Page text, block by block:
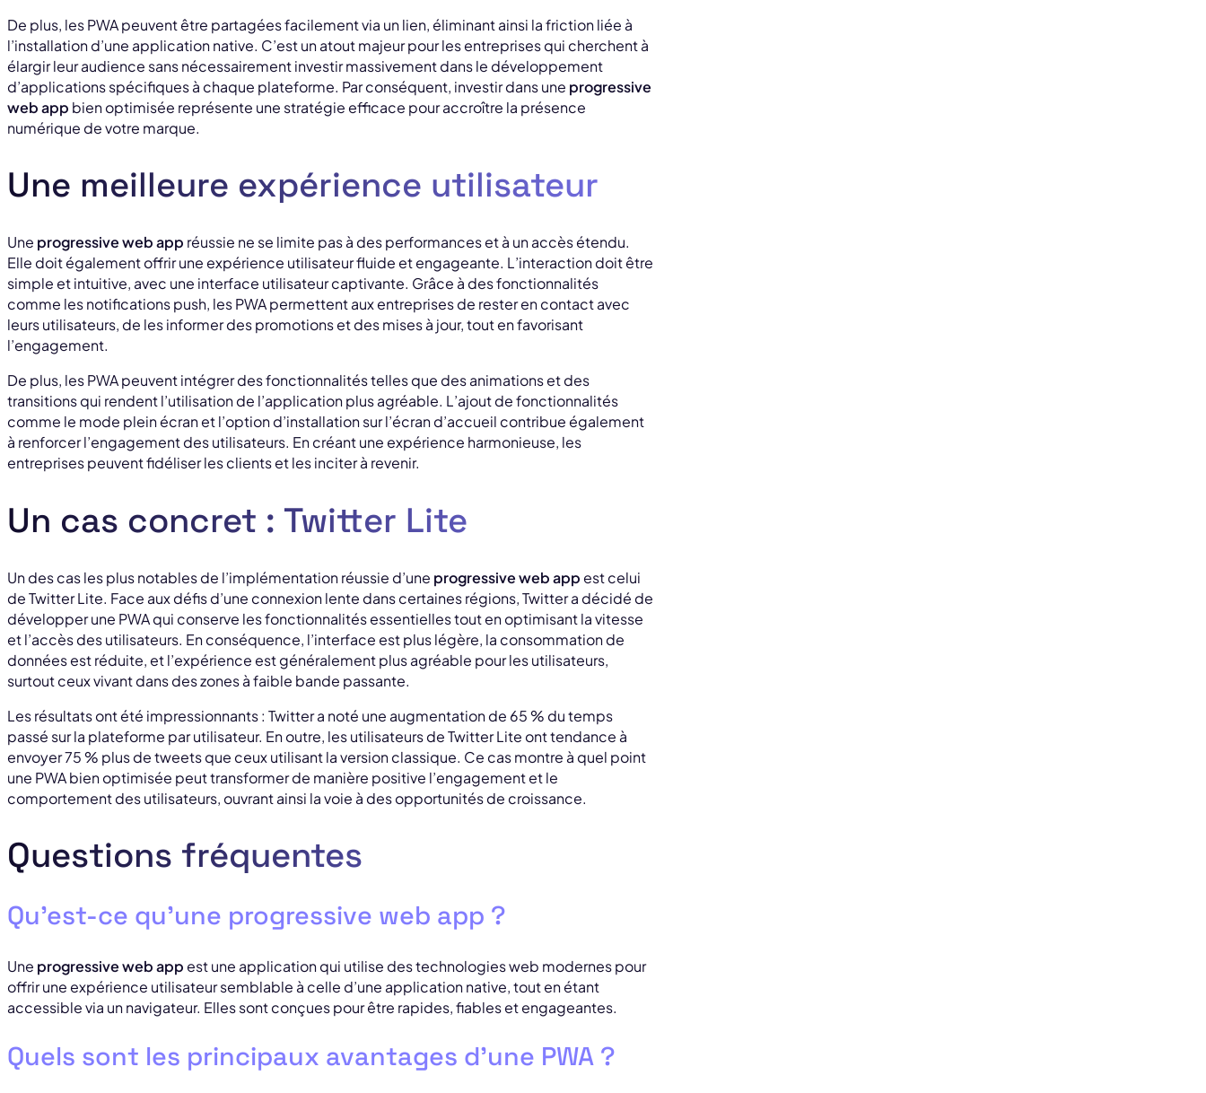
De plus, les PWA peuvent être partagées facilement via un lien, éliminant ainsi la friction liée à
l’installation d’une application native. C’est un atout majeur pour les entreprises qui cherchent à
élargir leur audience sans nécessairement investir massivement dans le développement
d’applications spécifiques à chaque plateforme. Par conséquent, investir dans une progressive
web app bien optimisée représente une stratégie efficace pour accroître la présence
numérique de votre marque.
Une meilleure expérience utilisateur
Une progressive web app réussie ne se limite pas à des performances et à un accès étendu.
Elle doit également offrir une expérience utilisateur fluide et engageante. L’interaction doit être
simple et intuitive, avec une interface utilisateur captivante. Grâce à des fonctionnalités
comme les notifications push, les PWA permettent aux entreprises de rester en contact avec
leurs utilisateurs, de les informer des promotions et des mises à jour, tout en favorisant
l’engagement.
De plus, les PWA peuvent intégrer des fonctionnalités telles que des animations et des
transitions qui rendent l’utilisation de l’application plus agréable. L’ajout de fonctionnalités
comme le mode plein écran et l’option d’installation sur l’écran d’accueil contribue également
à renforcer l’engagement des utilisateurs. En créant une expérience harmonieuse, les
entreprises peuvent fidéliser les clients et les inciter à revenir.
Un cas concret : Twitter Lite
Un des cas les plus notables de l’implémentation réussie d’une progressive web app est celui
de Twitter Lite. Face aux défis d’une connexion lente dans certaines régions, Twitter a décidé de
développer une PWA qui conserve les fonctionnalités essentielles tout en optimisant la vitesse
et l’accès des utilisateurs. En conséquence, l’interface est plus légère, la consommation de
données est réduite, et l’expérience est généralement plus agréable pour les utilisateurs,
surtout ceux vivant dans des zones à faible bande passante.
Les résultats ont été impressionnants : Twitter a noté une augmentation de 65 % du temps
passé sur la plateforme par utilisateur. En outre, les utilisateurs de Twitter Lite ont tendance à
envoyer 75 % plus de tweets que ceux utilisant la version classique. Ce cas montre à quel point
une PWA bien optimisée peut transformer de manière positive l’engagement et le
comportement des utilisateurs, ouvrant ainsi la voie à des opportunités de croissance.
Questions fréquentes
Qu’est-ce qu’une progressive web app ?
Une progressive web app est une application qui utilise des technologies web modernes pour
offrir une expérience utilisateur semblable à celle d’une application native, tout en étant
accessible via un navigateur. Elles sont conçues pour être rapides, fiables et engageantes.
Quels sont les principaux avantages d’une PWA ?